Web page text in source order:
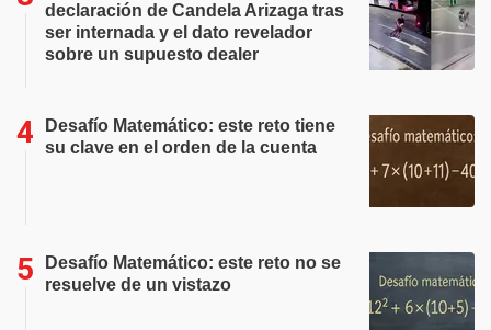
declaración de Candela Arizaga tras
ser internada y el dato revelador
sobre un supuesto dealer
Desafío Matemático: este reto tiene
su clave en el orden de la cuenta
Desafío Matemático: este reto no se
resuelve de un vistazo